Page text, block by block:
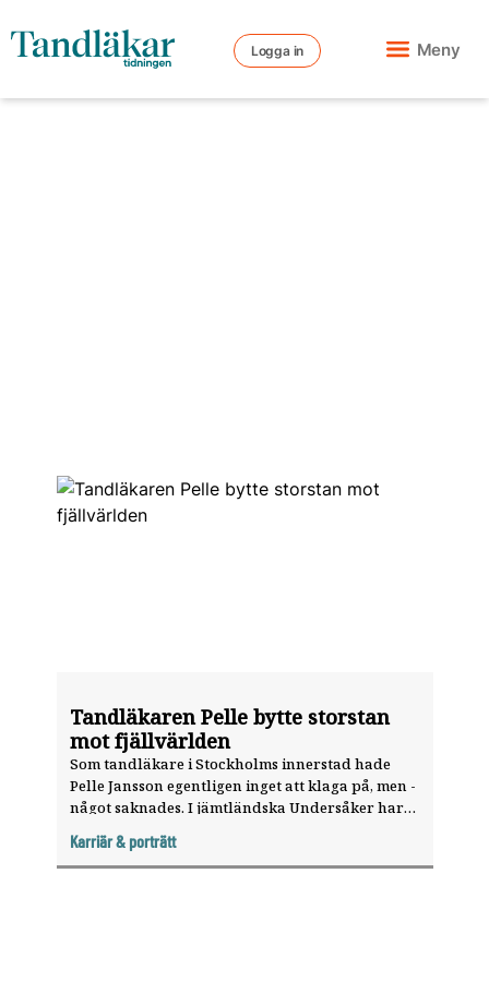
Logga in Meny
Tandläkaren Pelle bytte storstan
mot fjällvärlden
Som tandläkare i Stockholms innerstad hade
Pelle Jansson egentligen inget att klaga på, men ­
något saknades. I jämt­ländska Undersåker har
jobbet. ”Det kan komma in patienter som inte
varit hos tand­läkaren på 20 år. Det hade vi
Karriär & porträtt